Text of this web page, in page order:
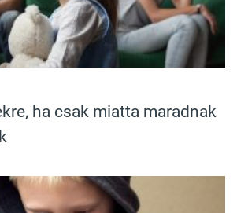
ha csak miatta maradnak